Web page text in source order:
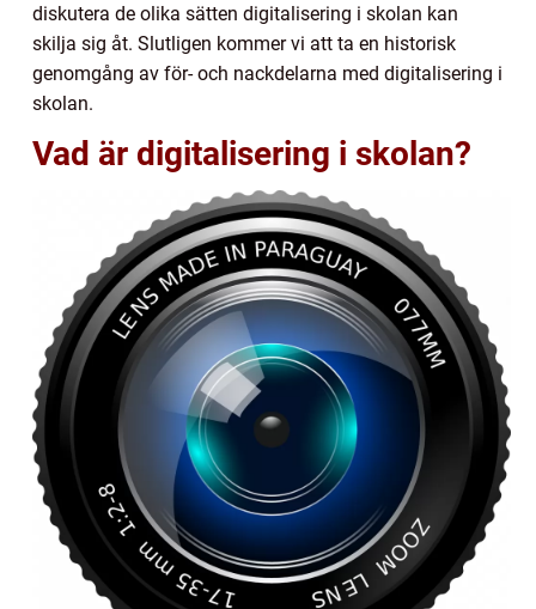
diskutera de olika sätten digitalisering i skolan kan
skilja sig åt. Slutligen kommer vi att ta en historisk
genomgång av för- och nackdelarna med digitalisering i
skolan.
Vad är digitalisering i skolan?